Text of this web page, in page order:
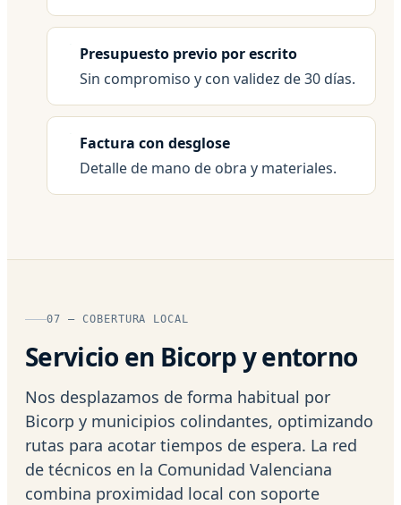
Presupuesto previo por escrito
Sin compromiso y con validez de 30 días.
Factura con desglose
Detalle de mano de obra y materiales.
07 — COBERTURA LOCAL
Servicio en Bicorp y entorno
Nos desplazamos de forma habitual por
Bicorp y municipios colindantes, optimizando
rutas para acotar tiempos de espera. La red
de técnicos en la Comunidad Valenciana
combina proximidad local con soporte